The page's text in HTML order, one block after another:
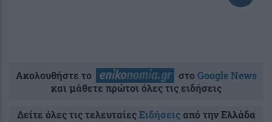
Ακολουθήστε το στοGoogle News
και μάθετε πρώτοι όλες τις ειδήσεις
Δείτε όλες τις τελευταίεςΕιδήσειςαπό την Ελλάδα